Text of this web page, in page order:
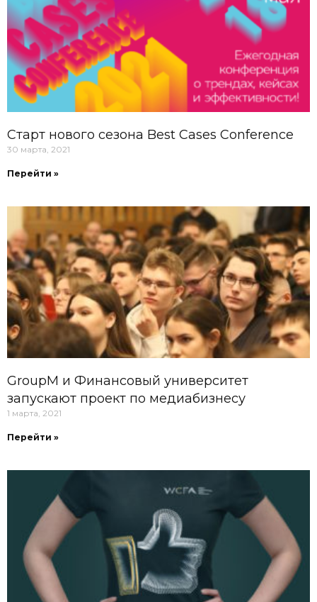
Старт нового сезона Best Cases Conference
30 марта, 2021
Перейти »
GroupM и Финансовый университет
запускают проект по медиабизнесу
1 марта, 2021
Перейти »